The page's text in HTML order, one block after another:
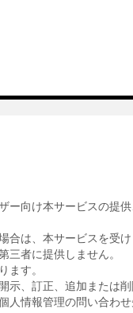
向け本サービスの提
は、本サービスを受け
者に提供しません。
す。
、訂正、追加または
人情報管理の問い合わ